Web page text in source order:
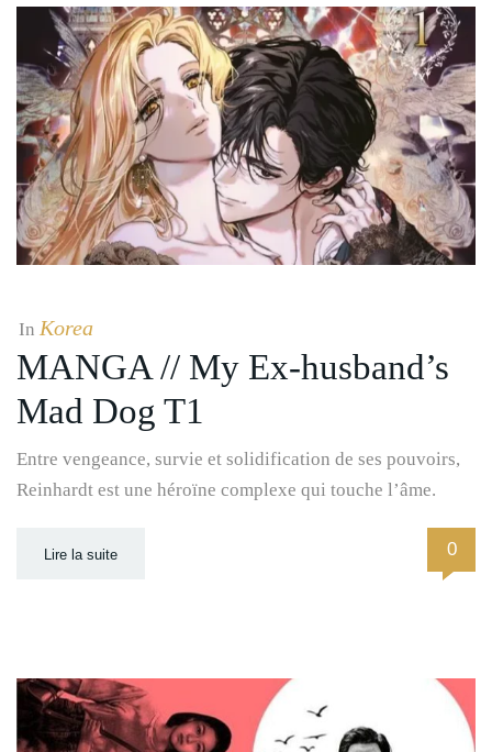
In Korea
MANGA // My Ex-husband’s
Mad Dog T1
Entre vengeance, survie et solidification de ses pouvoirs,
Reinhardt est une héroïne complexe qui touche l’âme.
Lire la suite 0